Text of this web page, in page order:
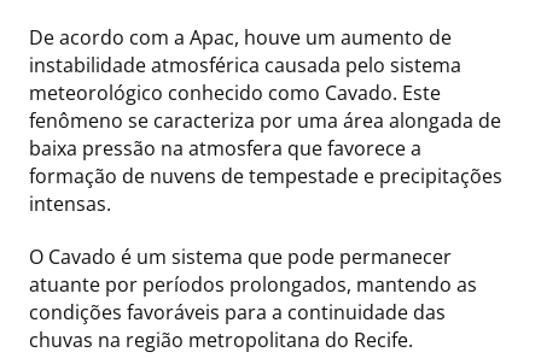
De acordo com a Apac, houve um aumento de
instabilidade atmosférica causada pelo sistema
meteorológico conhecido como Cavado. Este
fenômeno se caracteriza por uma área alongada de
baixa pressão na atmosfera que favorece a
formação de nuvens de tempestade e precipitações
intensas.
O Cavado é um sistema que pode permanecer
atuante por períodos prolongados, mantendo as
condições favoráveis para a continuidade das
chuvas na região metropolitana do Recife.